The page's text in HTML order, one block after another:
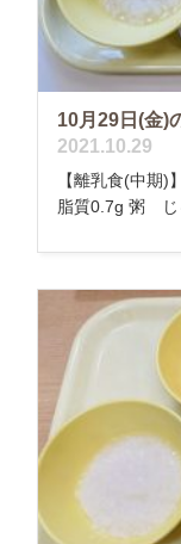
10月29日(金)
2021.10.29
【離乳食(中期
脂質0.7g 粥 じ